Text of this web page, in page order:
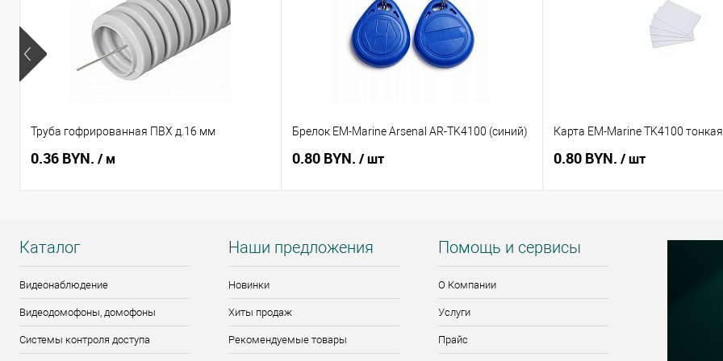
Труба гофрированная ПВХ д.16 мм
0.36 BYN. / м
Брелок EM-Marine Arsenal AR-TK4100 (синий)
0.80 BYN. / шт
Карта EM-Marine TK4100
0.80 BYN. / шт
Каталог
Видеонаблюдение
Видеодомофоны, домофоны
Системы контроля доступа
Наши предложения
Новинки
Хиты продаж
Рекомендуемые товары
Помощь и сервисы
О Компании
Услуги
Прайс